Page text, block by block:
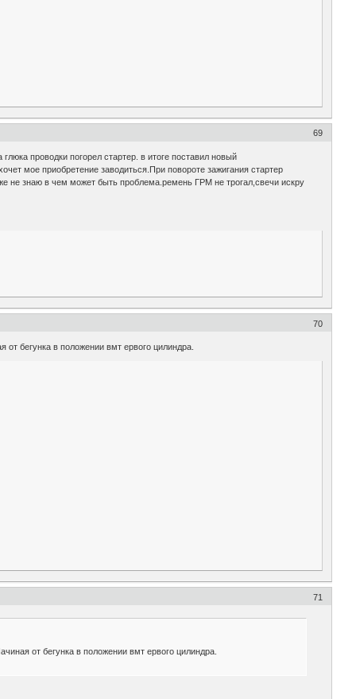
69
проводки погорел стартер. в итоге поставил новый
мое приобретение заводиться.При повороте зажигания стартер
не знаю в чем может быть проблема.ремень ГРМ не трогал,свечи искру
70
бегунка в положении вмт ервого цилиндра.
71
от бегунка в положении вмт ервого цилиндра.